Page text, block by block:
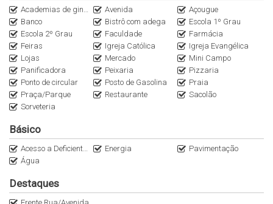
Além disso, a propriedade dispõe de
4 vagas de
estacionamento
e possuiestrutura e viabilidade para
construção de até 3 pavimentos, oferecendo excelente
oportunidade para ampliação ou desenvolvimento de um
projeto ainda mais valorizado.
Outro diferencial é que as laterais e o fundo do imóvel já são
impermeabilizados
A localização é um dos grandes destaques:
🌊 Vista panorâmica para o mar.
🏖️ Apenas900 metros da praia, perfeita para esportes
Academias de ginástica Avenida
Açougue
Banco
Bistrô com adega
Escola 1º Grau
Escola 2º Grau
Faculdade
Farmácia
Feiras
Igreja Católica
Igreja Evangélica
Lojas
Mercado
Mini Campo
Panificadora
Peixaria
Pizzaria
Ponto de circular
Posto de Gasolina
Praia
Praça/Parque
Restaurante
Sacolão
Sorveteria
Básico
Acesso a Deficientes Energia
Pavimentação
Água
Destaques